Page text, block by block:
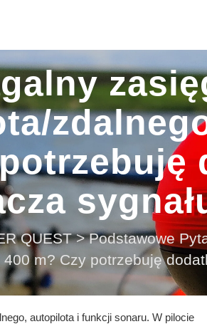
QUEST > Podstawowe
m? Czy potrzebuję
autopilota i funkcji sonaru. W pilocie